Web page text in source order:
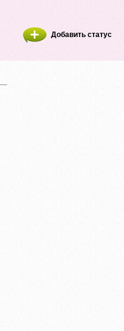
Добавить статус